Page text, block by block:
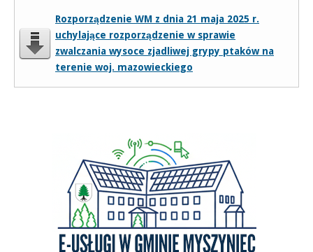
Rozporządzenie WM z dnia 21 maja 2025 r.
uchylające rozporządzenie w sprawie
zwalczania wysoce zjadliwej grypy ptaków na
terenie woj. mazowieckiego